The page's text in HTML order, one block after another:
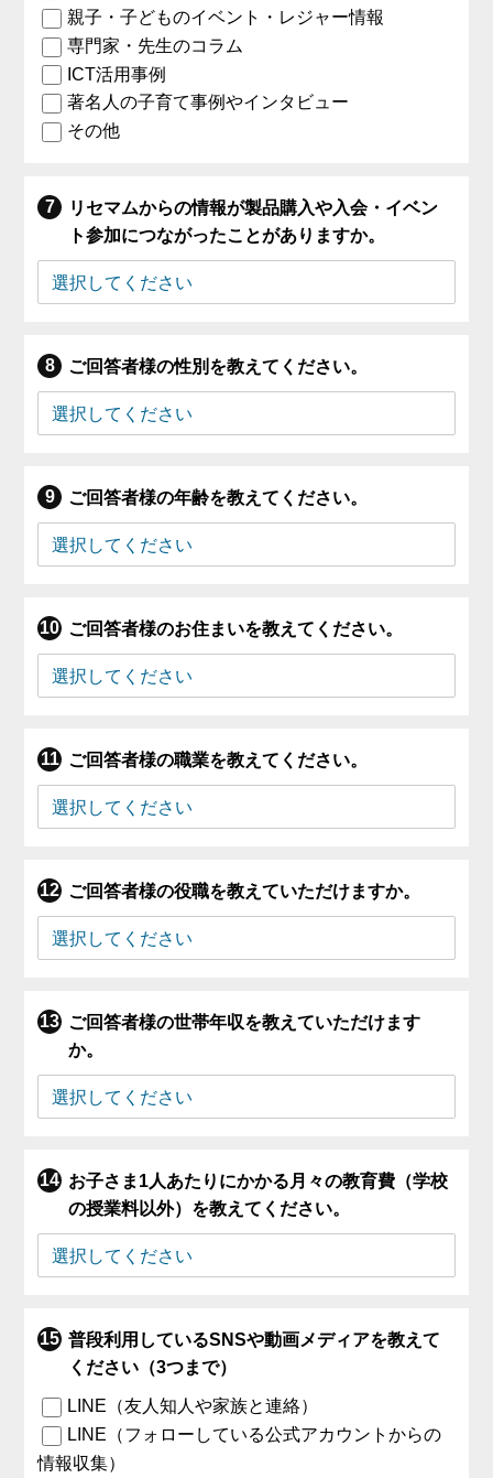
親子・子どものイベント・レジャー情報
専門家・先生のコラム
ICT活用事例
著名人の子育て事例やインタビュー
その他
リセマムからの情報が製品購入や入会・イベン
ト参加につながったことがありますか。
ご回答者様の性別を教えてください。
ご回答者様の年齢を教えてください。
ご回答者様のお住まいを教えてください。
ご回答者様の職業を教えてください。
ご回答者様の役職を教えていただけますか。
ご回答者様の世帯年収を教えていただけます
か。
お子さま1人あたりにかかる月々の教育費（学校
の授業料以外）を教えてください。
普段利用しているSNSや動画メディアを教えて
ください（3つまで）
LINE（友人知人や家族と連絡）
LINE（フォローしている公式アカウントからの
情報収集）